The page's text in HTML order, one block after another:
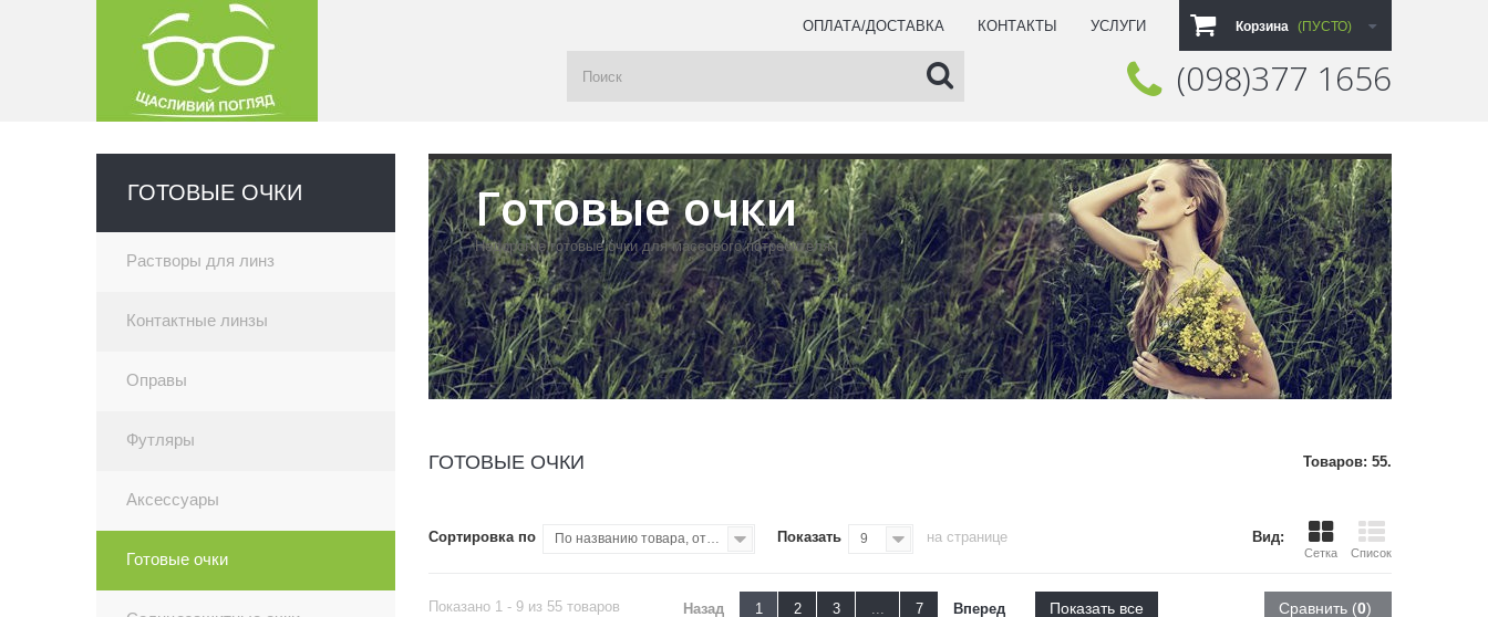
Корзина (ПУСТО)
УСЛУГИ
КОНТАКТЫ
ОПЛАТА/ДОСТАВКА
Звоните нам: (098)377 1656
ГОТОВЫЕ ОЧКИ
Растворы для линз
Контактные линзы
Оправы
Футляры
Аксессуары
Готовые очки
Готовые очки
Недорогие готовые очки для массового потребителя
ГОТОВЫЕ ОЧКИ Товаров: 55.
Вид:
Сетка Список
Сортировка по По названию товара, от А до Я Показать 9 на странице
Сравнить (0)
Показать все
Назад 1 2 3 ... 7 Вперед
Показано 1 - 9 из 55 товаров